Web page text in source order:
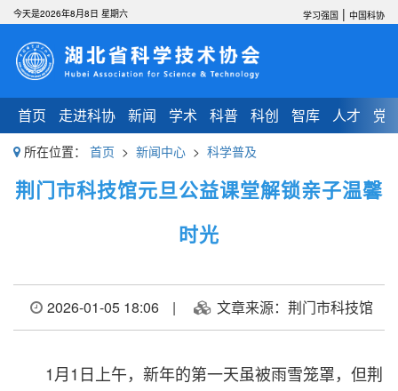
首页 走进科协 新闻 学术 科普 科创 智库 人才 党
今天是2026年8月8日 星期六 学习强国 | 中国科协
所在位置： 首页 > 新闻中心 > 科学普及
荆门市科技馆元旦公益课堂解锁亲子温馨
时光
2026-01-05 18:06 | 文章来源：荆门市科技馆
1月1日上午，新年的第一天虽被雨雪笼罩，但荆